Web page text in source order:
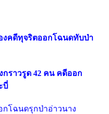
งคดีทุจริตออกโฉนดทับป่า
กราวรูด 42 คน คดีออก
บี่
กโฉนดรุกป่าอ่าวนาง